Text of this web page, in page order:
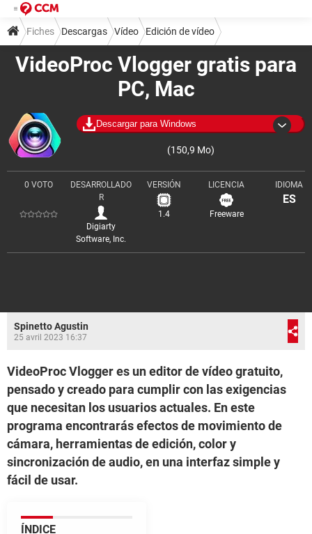
VideoProc Vlogger gratis para
PC, Mac
Descargar para Windows
(150,9 Mo)
0 VOTO
DESARROLLADO
R
Digiarty
Software, Inc.
VERSIÓN
1.4
LICENCIA
Freeware
IDIOMA
ES
Fiches Descargas Vídeo Edición de vídeo
Spinetto Agustin
25 avril 2023 16:37
VideoProc Vlogger es un editor de vídeo gratuito,
pensado y creado para cumplir con las exigencias
que necesitan los usuarios actuales. En este
programa encontrarás efectos de movimiento de
cámara, herramientas de edición, color y
sincronización de audio, en una interfaz simple y
fácil de usar.
ÍNDICE